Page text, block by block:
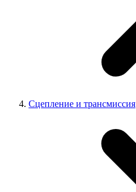
Сцепление и трансмиссия